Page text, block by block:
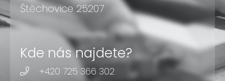
Štěchovice 25207
Kde nás najdete?
+420 725 366 302